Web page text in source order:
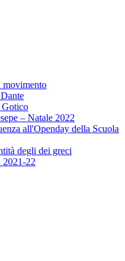
Gotico
– Natale 2022
all'Openday della Scuola
degli dei greci
2021-22